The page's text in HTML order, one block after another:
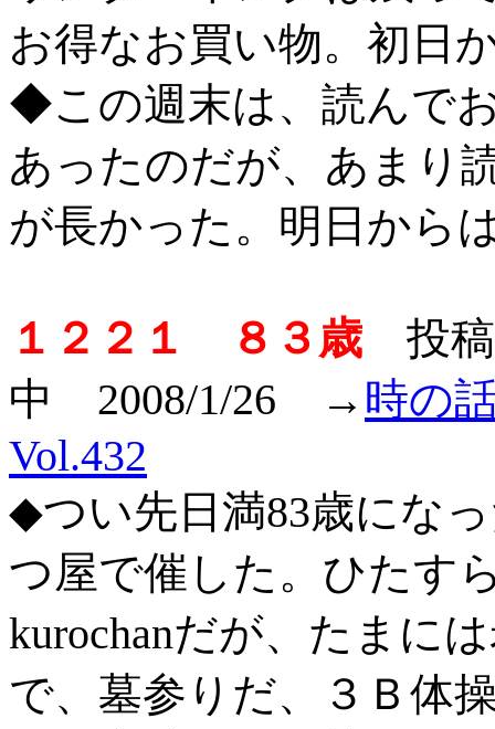
お得なお買い物。初日
◆この週末は、読んで
あったのだが、あまり
が長かった。明日から
１２２１ ８３歳 投稿
中 2008/1/26 → 時の
Vol.432
◆つい先日満83歳にな
つ屋で催した。ひたす
kurochanだが、たまに
で、墓参りだ、３Ｂ体